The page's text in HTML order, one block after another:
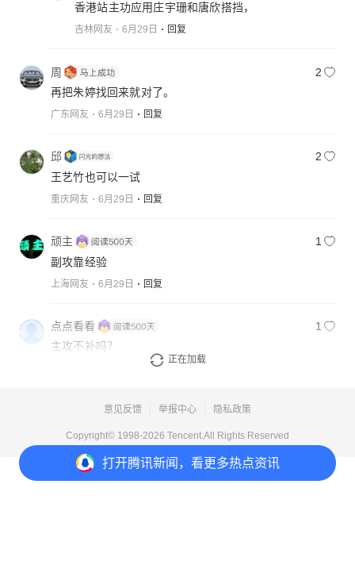
打开腾讯新闻，看更多热点资讯
香港站主功应用庄宇珊和唐欣搭挡，
吉林网友 6月29日 回复
周
2
再把朱婷找回来就对了。
广东网友 6月29日 回复
邱
2
王艺竹也可以一试
重庆网友 6月29日 回复
顽主
1
副攻靠经验
上海网友 6月29日 回复
点点看看
1
主攻不补吗？
回复
正在加载
意见反馈 举报中心 隐私政策
Copyright© 1998-2026 Tencent.All Rights Reserved